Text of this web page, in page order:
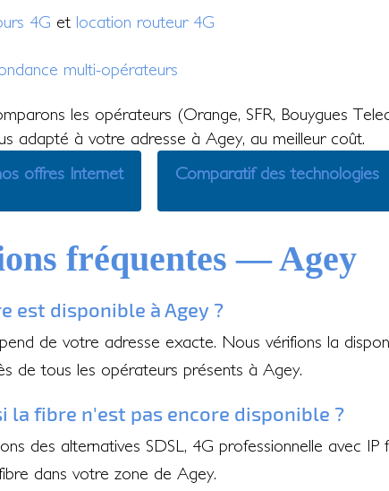
4G et location routeur 4G
multi-opérateurs
les opérateurs (Orange, SFR, Bouygues
adapté à votre adresse à Agey, au meilleur coût.
offres Internet
Comparatif des technologies
fréquentes — Agey
est disponible à Agey ?
de votre adresse exacte. Nous vérifions la
de tous les opérateurs présents à Agey.
la fibre n'est pas encore disponible ?
des alternatives SDSL, 4G professionnelle avec
dans votre zone de Agey.